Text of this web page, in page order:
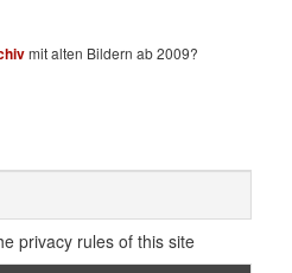
mit alten Bildern ab 2009?
privacy rules of this site